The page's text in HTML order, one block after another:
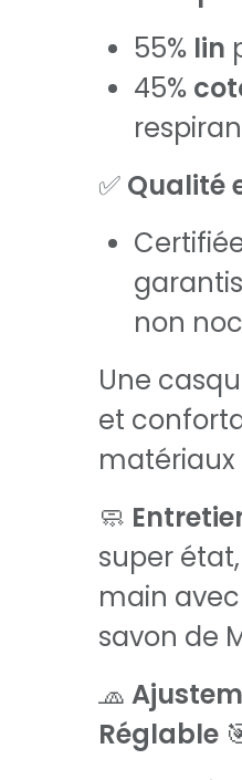
55% lin
45%
✅ Qualité
non
Une
et
matériaux
🧼
super
main
savon de
🧢
Réglable